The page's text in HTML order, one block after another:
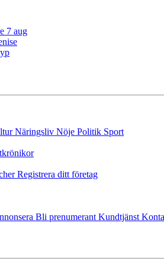
7 aug
Näringsliv Nöje Politik Sport
Registrera ditt företag
Bli prenumerant Kundtjänst